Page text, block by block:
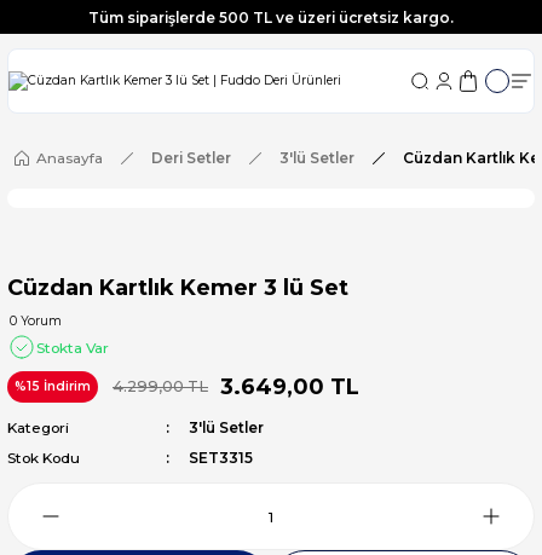
Tüm siparişlerde 500 TL ve üzeri ücretsiz kargo.
Tüm siparişlerde 500 TL ve üzeri ücretsiz kargo.
Tüm siparişlerde 500 TL ve üzeri ücretsiz kargo.
Tüm siparişlerde 500 TL ve üzeri ücretsiz kargo.
Anasayfa Deri Setler 3'lü Setler Cüzdan Kartlık
Cüzdan Kartlık Kemer 3 lü Set
0 Yorum
Stokta Var
%15 İndirim 4.299,00 TL 3.649,00 TL
Kategori
3'lü Setler
Stok Kodu
SET3315